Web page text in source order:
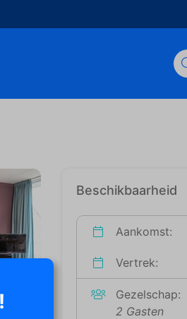
Beschikbaarheid
Aankomst:
Vertrek:
Gezelschap:
2 Gasten